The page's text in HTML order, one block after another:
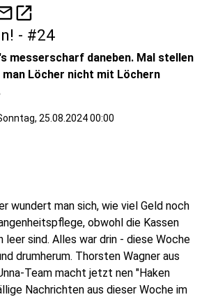
open_in_new
- #24
messerscharf daneben. Mal stellen
Löcher nicht mit Löchern
25.08.2024 00:00
wundert man sich, wie viel Geld noch
obwohl die Kassen
leer sind. Alles war drin - diese Woche
drumherum. Thorsten Wagner aus
Team macht jetzt nen "Haken
Nachrichten aus dieser Woche im